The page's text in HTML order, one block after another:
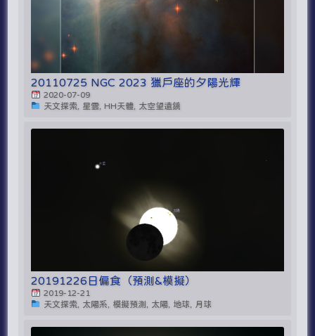
20110725 NGC 2023 獵戶座的夕陽光輝
2020-07-09
天文探索, 星雲, HH天體, 太空望遠鏡
20191226日偏食（預測&模擬）
2019-12-21
天文探索, 太陽系, 模擬預測, 太陽, 地球, 月球